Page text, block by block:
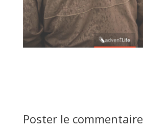
Poster le commentaire